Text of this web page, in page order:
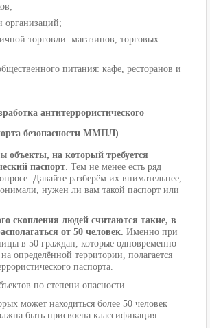
организаций;
торговли: магазинов, торговых
питания: кафе, ресторанов и
антитеррористического
безопасности ММПЛ)
объекты, на который требуется
паспорт . Тем не менее есть ряд
Давайте разберём их внимательнее,
нужен ли вам такой паспорт или
скопления людей считаются такие, в
от 50 человек. Именно при
в 50 граждан, которые одновременно
определённой территории, полагается
паспорта.
по степени опасности
может находиться более 50 человек
быть присвоена классификация.